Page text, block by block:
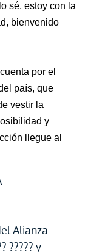
sé, estoy con la
bienvenido
por el
país, que
vestir la
y
llegue al
Alianza
????? y